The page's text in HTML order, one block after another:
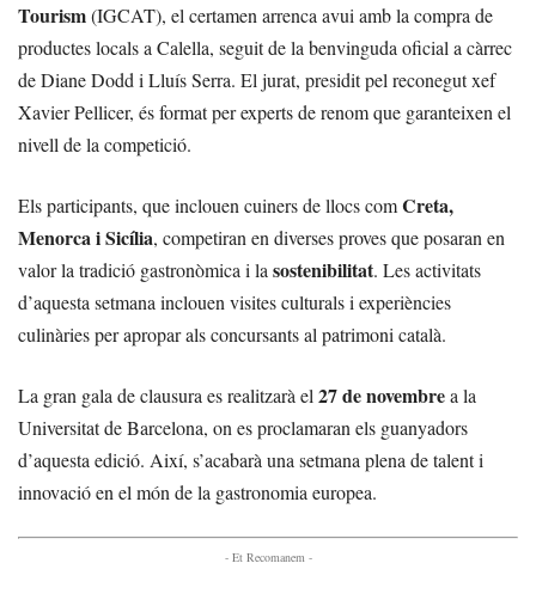
Tourism(IGCAT), el certamen arrenca avui amb la compra de
productes locals a Calella, seguit de la benvinguda oficial a càrrec
de Diane Dodd i Lluís Serra. El jurat, presidit pel reconegut xef
Xavier Pellicer, és format per experts de renom que garanteixen el
nivell de la competició.
Els participants, que inclouen cuiners de llocs comCreta,
Menorca i Sicília, competiran en diverses proves que posaran en
valor la tradició gastronòmica i la sostenibilitat. Les activitats
d’aquesta setmana inclouen visites culturals i experiències
culinàries per apropar als concursants al patrimoni català.
La gran gala de clausura es realitzarà el 27 de novembrea la
Universitat de Barcelona, on es proclamaran els guanyadors
d’aquesta edició. Així, s’acabarà una setmana plena de talent i
innovació en el món de la gastronomia europea.
- Et Recomanem -